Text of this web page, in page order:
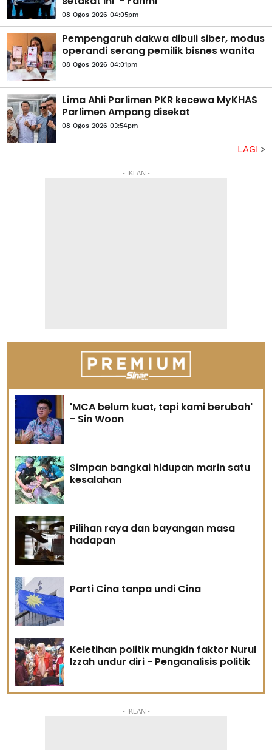
08 Ogos 2026 04:05pm
Pempengaruh dakwa dibuli siber, modus
operandi serang pemilik bisnes wanita
08 Ogos 2026 04:01pm
Lima Ahli Parlimen PKR kecewa MyKHAS
Parlimen Ampang disekat
08 Ogos 2026 03:54pm
LAGI
- IKLAN -
'MCA belum kuat, tapi kami berubah'
- Sin Woon
Simpan bangkai hidupan marin satu
kesalahan
Pilihan raya dan bayangan masa
hadapan
Parti Cina tanpa undi Cina
Keletihan politik mungkin faktor Nurul
Izzah undur diri - Penganalisis politik
- IKLAN -